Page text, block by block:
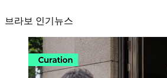
브라보 인기뉴스